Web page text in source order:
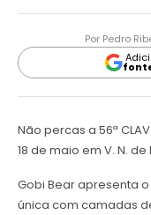
Por Pedro
Não percas a 56ª
18 de maio em V. N.
Gobi Bear apresenta
única com camadas